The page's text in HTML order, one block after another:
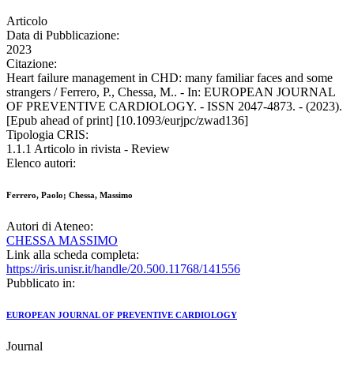
Articolo
Data di Pubblicazione:
2023
Citazione:
Heart failure management in CHD: many familiar faces and some
strangers / Ferrero, P., Chessa, M.. - In: EUROPEAN JOURNAL
OF PREVENTIVE CARDIOLOGY. - ISSN 2047-4873. - (2023).
[Epub ahead of print] [10.1093/eurjpc/zwad136]
Tipologia CRIS:
1.1.1 Articolo in rivista - Review
Elenco autori:
Ferrero, Paolo; Chessa, Massimo
Autori di Ateneo:
CHESSA MASSIMO
Link alla scheda completa:
https://iris.unisr.it/handle/20.500.11768/141556
Pubblicato in:
EUROPEAN JOURNAL OF PREVENTIVE CARDIOLOGY
Journal